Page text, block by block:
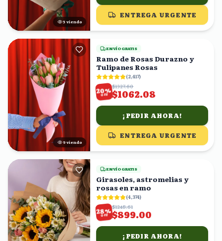
5 viendo
ENTREGA URGENTE
8 viendo
ENVÍO GRATIS
Ramo de Rosas Durazno y
Tulipanes Rosas
(2,417)
20%
OFF
$1327.60
$1062.08
¡PEDIR AHORA!
ENTREGA URGENTE
ENVÍO GRATIS
Girasoles, astromelias y
rosas en ramo
(4,374)
28%
OFF
$1248.61
$899.00
¡PEDIR AHORA!